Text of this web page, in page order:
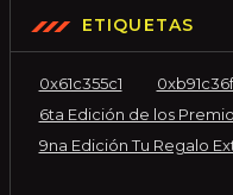
ETIQUETAS
0x61c355c1
6ta Edición de los
9na Edición Tu Regalo